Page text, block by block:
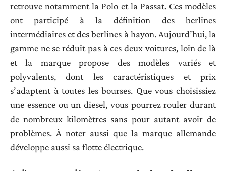
retrouve notamment la Polo et la Passat. Ces modèles
ont participé à la définition des berlines
intermédiaires et des berlines à hayon. Aujourd’hui, la
gamme ne se réduit pas à ces deux voitures, loin de là
et la marque propose des modèles variés et
polyvalents, dont les caractéristiques et prix
s’adaptent à toutes les bourses. Que vous choisissiez
une essence ou un diesel, vous pourrez rouler durant
de nombreux kilomètres sans pour autant avoir de
problèmes. À noter aussi que la marque allemande
développe aussi sa flotte électrique.